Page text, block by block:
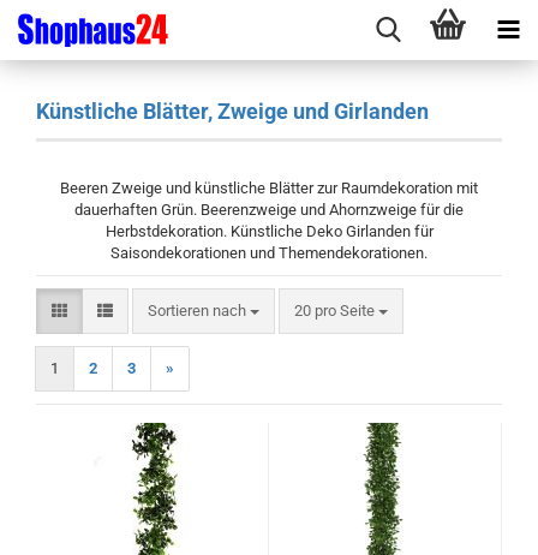
Künstliche Blätter, Zweige und Girlanden
Beeren Zweige und künstliche Blätter zur Raumdekoration mit
dauerhaften Grün. Beerenzweige und Ahornzweige für die
Herbstdekoration. Künstliche Deko Girlanden für
Saisondekorationen und Themendekorationen.
Sortieren nach
Sortieren nach 20 pro Seite
pro Seite
1 2 3 »